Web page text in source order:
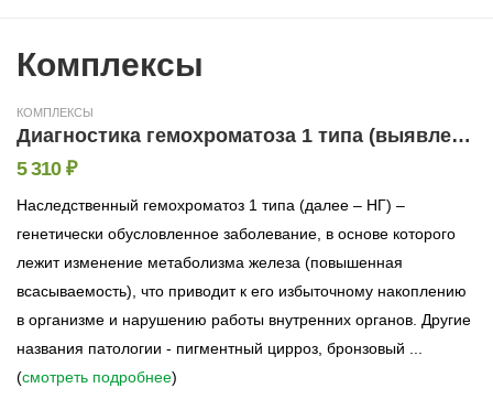
Комплексы
КОМПЛЕКСЫ
Диагностика гемохроматоза 1 типа (выявление мутации в гене HFE)
5 310 ₽
Наследственный гемохроматоз 1 типа (далее – НГ) –
генетически обусловленное заболевание, в основе которого
лежит изменение метаболизма железа (повышенная
всасываемость), что приводит к его избыточному накоплению
в организме и нарушению работы внутренних органов. Другие
названия патологии - пигментный цирроз, бронзовый ...
(смотреть подробнее)